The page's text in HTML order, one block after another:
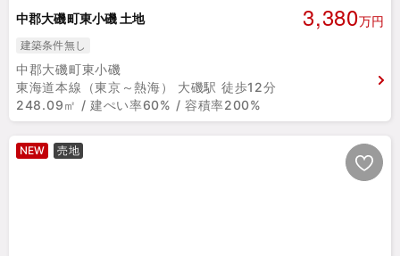
中郡大磯町東小磯 土地 3,380万円
建築条件無し
中郡大磯町東小磯
東海道本線（東京～熱海） 大磯駅 徒歩12分
248.09㎡ / 建ぺい率60% / 容積率200%
NEW 売地